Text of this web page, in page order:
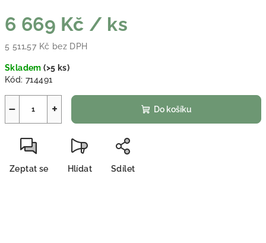
6 669 Kč / ks
5 511,57 Kč bez DPH
Skladem(>5 ks)
Kód: 714491
+
− Do košíku
Zeptat se Hlídat Sdílet